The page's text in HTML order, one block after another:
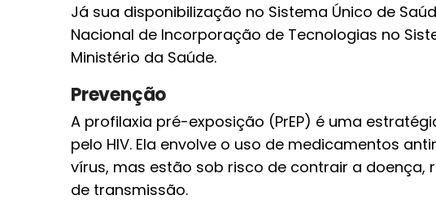
Já sua disponibilização no Sistema Único de
Nacional de Incorporação de Tecnologias no
Ministério da Saúde.
Prevenção
A profilaxia pré-exposição (PrEP) é uma
pelo HIV. Ela envolve o uso de medicamentos
vírus, mas estão sob risco de contrair a
de transmissão.